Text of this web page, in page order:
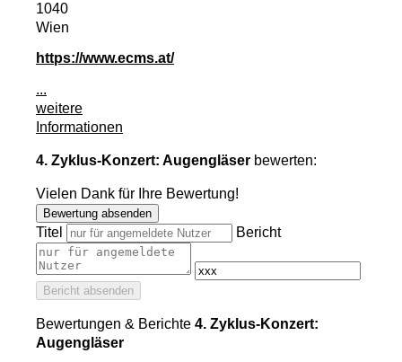
1040
Wien
https://www.ecms.at/
...
weitere
Informationen
4. Zyklus-Konzert: Augengläser bewerten:
Vielen Dank für Ihre Bewertung!
Bewertung absenden
Titel Bericht
Bericht absenden
Bewertungen & Berichte 4. Zyklus-Konzert:
Augengläser